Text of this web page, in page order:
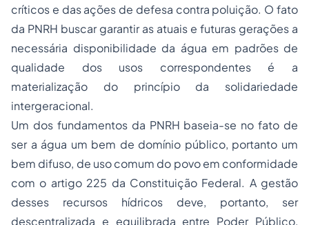
críticos e das ações de defesa contra poluição. O fato
da PNRH buscar garantir as atuais e futuras gerações a
necessária disponibilidade da água em padrões de
qualidade dos usos correspondentes é a
materialização do princípio da solidariedade
intergeracional.
Um dos fundamentos da PNRH baseia-se no fato de
ser a água um bem de domínio público, portanto um
bem difuso, de uso comum do povo em conformidade
com o artigo 225 da Constituição Federal. A gestão
desses recursos hídricos deve, portanto, ser
descentralizada e equilibrada entre Poder Público,